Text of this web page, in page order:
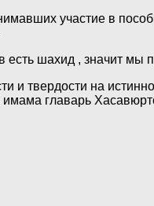
участие в
шахид , значит мы
и твердости на
главарь